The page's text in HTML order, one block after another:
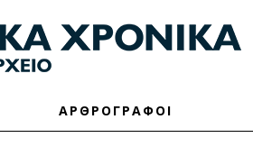
ΑΡΘΡΟΓΡΑΦΟΙ